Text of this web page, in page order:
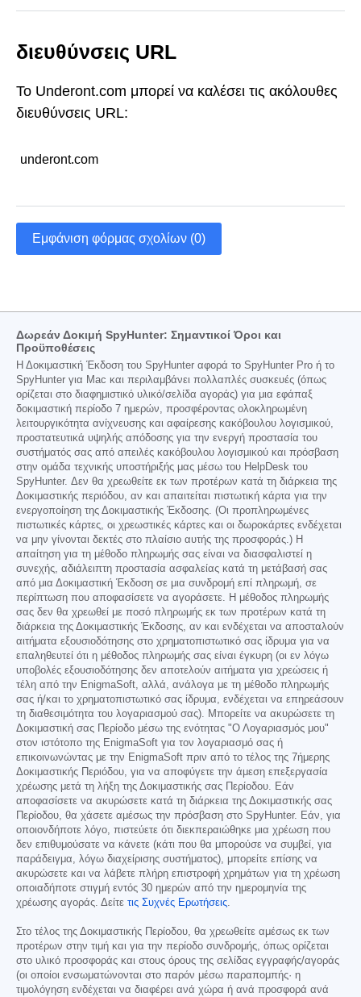
διευθύνσεις URL
Το Underont.com μπορεί να καλέσει τις ακόλουθες
διευθύνσεις URL:
underont.com
Εμφάνιση φόρμας σχολίων (0)
Δωρεάν Δοκιμή SpyHunter: Σημαντικοί Όροι και
Προϋποθέσεις
Η Δοκιμαστική Έκδοση του SpyHunter αφορά το SpyHunter Pro ή το
SpyHunter για Mac και περιλαμβάνει πολλαπλές συσκευές (όπως
ορίζεται στο διαφημιστικό υλικό/σελίδα αγοράς) για μια εφάπαξ
δοκιμαστική περίοδο 7 ημερών, προσφέροντας ολοκληρωμένη
λειτουργικότητα ανίχνευσης και αφαίρεσης κακόβουλου λογισμικού,
προστατευτικά υψηλής απόδοσης για την ενεργή προστασία του
συστήματός σας από απειλές κακόβουλου λογισμικού και πρόσβαση
στην ομάδα τεχνικής υποστήριξής μας μέσω του HelpDesk του
SpyHunter. Δεν θα χρεωθείτε εκ των προτέρων κατά τη διάρκεια της
Δοκιμαστικής περιόδου, αν και απαιτείται πιστωτική κάρτα για την
ενεργοποίηση της Δοκιμαστικής Έκδοσης. (Οι προπληρωμένες
πιστωτικές κάρτες, οι χρεωστικές κάρτες και οι δωροκάρτες ενδέχεται
να μην γίνονται δεκτές στο πλαίσιο αυτής της προσφοράς.) Η
απαίτηση για τη μέθοδο πληρωμής σας είναι να διασφαλιστεί η
συνεχής, αδιάλειπτη προστασία ασφαλείας κατά τη μετάβασή σας
από μια Δοκιμαστική Έκδοση σε μια συνδρομή επί πληρωμή, σε
περίπτωση που αποφασίσετε να αγοράσετε. Η μέθοδος πληρωμής
σας δεν θα χρεωθεί με ποσό πληρωμής εκ των προτέρων κατά τη
διάρκεια της Δοκιμαστικής Έκδοσης, αν και ενδέχεται να αποσταλούν
αιτήματα εξουσιοδότησης στο χρηματοπιστωτικό σας ίδρυμα για να
επαληθευτεί ότι η μέθοδος πληρωμής σας είναι έγκυρη (οι εν λόγω
υποβολές εξουσιοδότησης δεν αποτελούν αιτήματα για χρεώσεις ή
τέλη από την EnigmaSoft, αλλά, ανάλογα με τη μέθοδο πληρωμής
σας ή/και το χρηματοπιστωτικό σας ίδρυμα, ενδέχεται να επηρεάσουν
τη διαθεσιμότητα του λογαριασμού σας). Μπορείτε να ακυρώσετε τη
Δοκιμαστική σας Περίοδο μέσω της ενότητας "Ο Λογαριασμός μου"
στον ιστότοπο της EnigmaSoft για τον λογαριασμό σας ή
επικοινωνώντας με την EnigmaSoft πριν από το τέλος της 7ήμερης
Δοκιμαστικής Περιόδου, για να αποφύγετε την άμεση επεξεργασία
χρέωσης μετά τη λήξη της Δοκιμαστικής σας Περίοδου. Εάν
αποφασίσετε να ακυρώσετε κατά τη διάρκεια της Δοκιμαστικής σας
Περίοδου, θα χάσετε αμέσως την πρόσβαση στο SpyHunter. Εάν, για
οποιονδήποτε λόγο, πιστεύετε ότι διεκπεραιώθηκε μια χρέωση που
δεν επιθυμούσατε να κάνετε (κάτι που θα μπορούσε να συμβεί, για
παράδειγμα, λόγω διαχείρισης συστήματος), μπορείτε επίσης να
ακυρώσετε και να λάβετε πλήρη επιστροφή χρημάτων για τη χρέωση
οποιαδήποτε στιγμή εντός 30 ημερών από την ημερομηνία της
χρέωσης αγοράς. Δείτε τις Συχνές Ερωτήσεις
Στο τέλος της Δοκιμαστικής Περίοδου, θα χρεωθείτε αμέσως εκ των
προτέρων στην τιμή και για την περίοδο συνδρομής, όπως ορίζεται
στο υλικό προσφοράς και στους όρους της σελίδας εγγραφής/αγοράς
(οι οποίοι ενσωματώνονται στο παρόν μέσω παραπομπής· η
τιμολόγηση ενδέχεται να διαφέρει ανά χώρα ή ανά προσφορά ανά